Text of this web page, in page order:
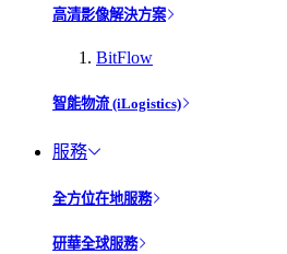
高清影像解決方案
BitFlow
智能物流 (iLogistics)
服務
全方位在地服務
研華全球服務